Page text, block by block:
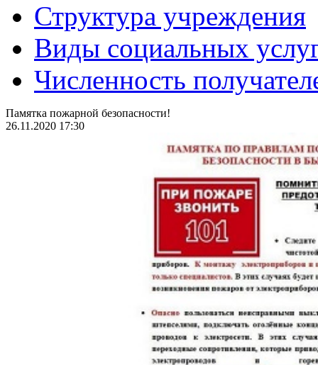
Структура учреждения
Виды социальных
Численность
Памятка пожарной безопасности!
26.11.2020 17:30